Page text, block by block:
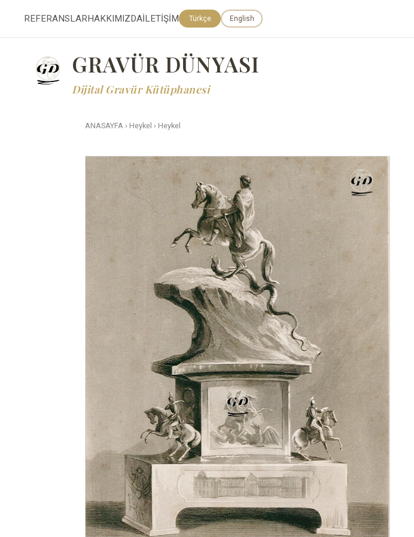
REFERANSLARHAKKIMIZDAİLETİŞİM Türkçe English
GRAVÜR DÜNYASI
Dijital Gravür Kütüphanesi
ANASAYFA › Heykel › Heykel